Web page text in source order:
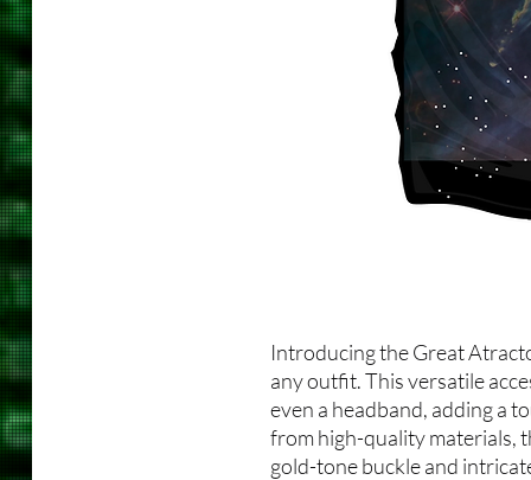
Introducing the Great
any outfit. This versatile
even a headband, adding a
from high-quality materials,
gold-tone buckle and